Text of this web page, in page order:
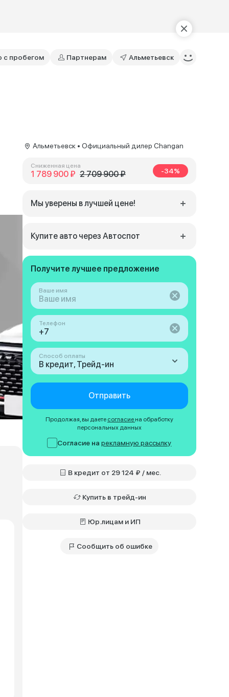
с пробегом Партнерам Альметьевск
Альметьевск • Официальный дилер Changan
Сниженная цена
1 789 900 ₽ 2 709 900 ₽ -34%
Мы уверены в лучшей цене!
Купите авто через Автоспот
Получите лучшее предложение
Ваше имя
Телефон
Способ оплаты
В кредит, Трейд-ин
Отправить
Продолжая, вы даете согласие на обработку
персональных данных
Согласие нарекламную рассылку
В кредит от 29 124 ₽ / мес.
Купить в трейд-ин
Юр.лицам и ИП
Сообщить об ошибке